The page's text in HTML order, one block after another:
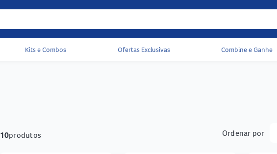
Acessos rápidos do cabeçalho
Kits e Combos Ofertas Exclusivas Combine e Ganhe
10produtos Ordenar por